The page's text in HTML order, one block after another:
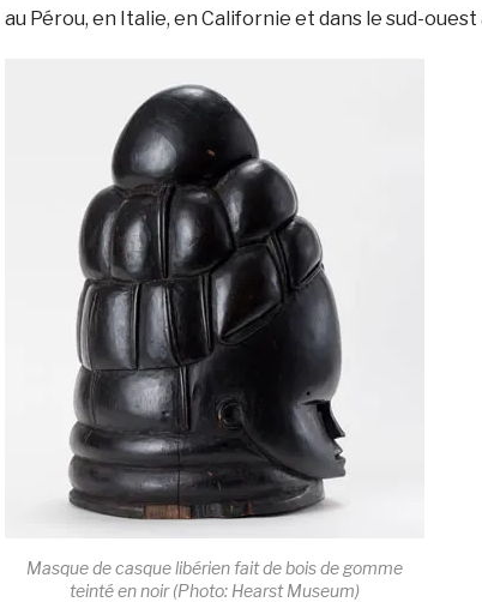
au Pérou, en Italie, en Californie et dans le sud-
Masque de casque libérien fait de bois de gomme
teinté en noir (Photo: Hearst Museum)